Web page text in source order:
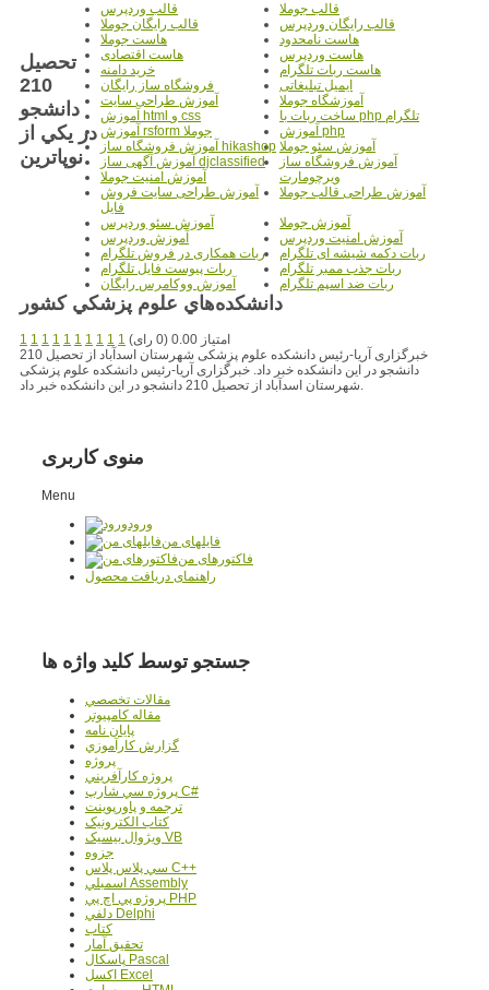
قالب جوملا
قالب وردپرس
قالب رایگان وردپرس
قالب رایگان جوملا
هاست نامحدود
هاست جوملا
هاست وردپرس
هاست اقتصادی
هاست ربات تلگرام
خرید دامنه
ایمیل تبلیغاتی
فروشگاه ساز رایگان
آموزشگاه جوملا
آموزش طراحی سایت
ساخت ربات با php تلگرام
آموزش html و css
آموزش php
آموزش rsform جوملا
آموزش سئو جوملا آموزش فروشگاه ساز hikashop
آموزش فروشگاه ساز
ویرچومارت
آموزش آگهی ساز djclassified
آموزش امنیت جوملا
آموزش طراحی قالب جوملا
آموزش طراحی سایت فروش
فایل
آموزش جوملا
آموزش سئو وردپرس
آموزش امنیت وردپرس
آموزش وردپرس
ربات دکمه شیشه ای تلگرام
ربات همکاری در فروش تلگرام
ربات جذب ممبر تلگرام
ربات پیوست فایل تلگرام
ربات ضد اسپم تلگرام
آموزش ووکامرس رایگان
تحصيل
210
دانشجو
در يکي از
نوپاترين
دانشکده‌هاي علوم پزشکي کشور
1 1 1 1 1 1 1 1 1 1
امتیاز 0.00 (0 رای)
خبرگزاری آریا-رئیس دانشکده علوم پزشکی شهرستان اسدآباد از تحصیل 210
دانشجو در این دانشکده خبر داد. خبرگزاری آریا-رئیس دانشکده علوم پزشکی
شهرستان اسدآباد از تحصیل 210 دانشجو در این دانشکده خبر داد.
منوی کاربری
Menu
ورود
فایلهای من
فاکتورهای من
راهنمای دریافت محصول
جستجو توسط کلید واژه ها
مقالات تخصصي
مقاله کامپیوتر
پایان نامه
گزارش کارآموزي
پروژه
پروژه کارآفريني
پروژه سي شارپ C#
ترجمه و پاورپوينت
کتاب الکترونيک
ويژوال بيسيک VB
جزوه
سي پلاس پلاس C++
اسمبلي Assembly
پروژه پي اچ پي PHP
دلفي Delphi
کتاب
تحقيق آمار
پاسکال Pascal
اکسل Excel